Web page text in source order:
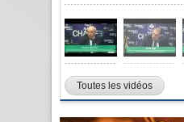
Toutes les vidéos